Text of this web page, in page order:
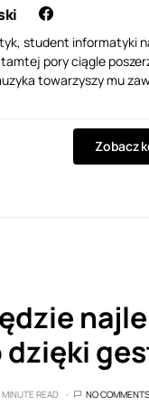
student informatyki
tamtej pory ciągle
towarzyszy mu
Zobacz
READ NO COMMENTS